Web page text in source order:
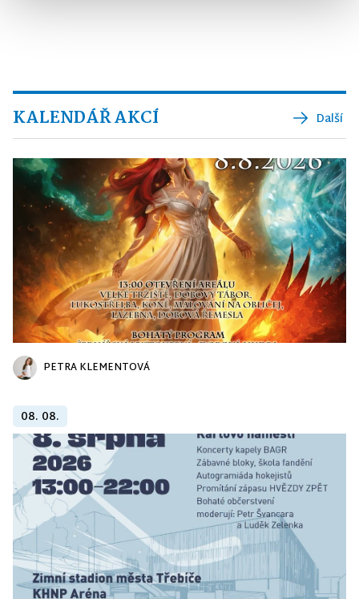
KALENDÁŘ AKCÍ Další
PETRA KLEMENTOVÁ
08. 08.